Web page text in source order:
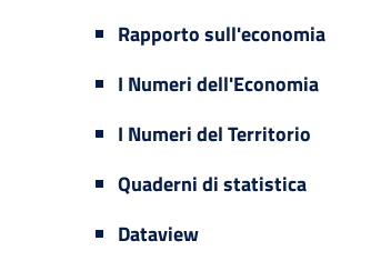
Rapporto sull'economia
I Numeri dell'Economia
I Numeri del Territorio
Quaderni di statistica
Dataview